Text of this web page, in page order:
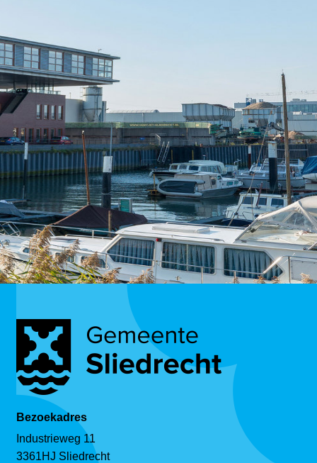
Bezoekadres
Industrieweg 11
3361HJ Sliedrecht